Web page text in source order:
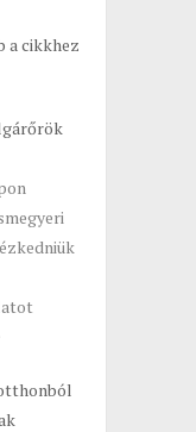
a cikkhez